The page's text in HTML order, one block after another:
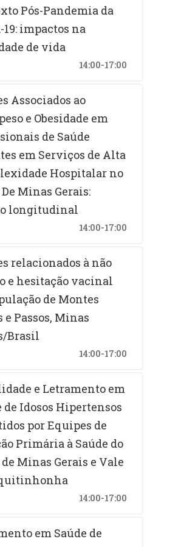
Pós-Pandemia da
19: impactos na
de vida
14:00-17:00
Associados ao
e Obesidade em
de Saúde
em Serviços de Alta
Hospitalar no
Minas Gerais:
longitudinal
14:00-17:00
relacionados à não
e hesitação vacinal
de Montes
e Passos, Minas
Brasil
14:00-17:00
e Letramento em
de Idosos Hipertensos
por Equipes de
Primária à Saúde do
Minas Gerais e Vale
14:00-17:00
em Saúde de